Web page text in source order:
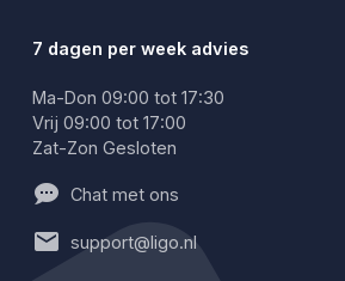
7 dagen per week advies
Ma-Don 09:00 tot 17:30
Vrij 09:00 tot 17:00
Zat-Zon Gesloten
Chat met ons
support@ligo.nl